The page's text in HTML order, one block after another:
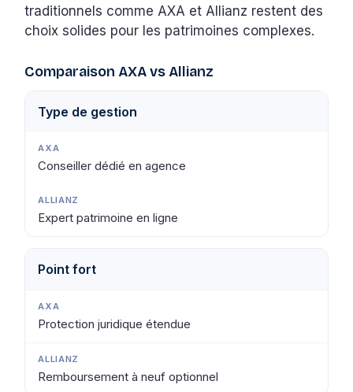
traditionnels comme AXA et Allianz restent des
choix solides pour les patrimoines complexes.
Comparaison AXA vs Allianz
Type de gestion
Conseiller dédié en agence
Expert patrimoine en ligne
Point fort
Protection juridique étendue
Remboursement à neuf optionnel